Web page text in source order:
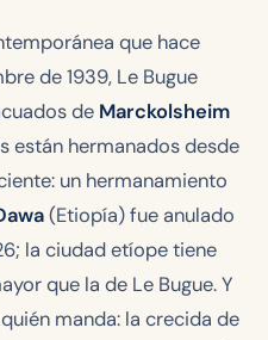
que hace
de 1939, Le Bugue
de Marckolsheim
están hermanados desde
un hermanamiento
(Etiopía) fue anulado
la ciudad etíope tiene
que la de Le Bugue. Y
manda: la crecida de